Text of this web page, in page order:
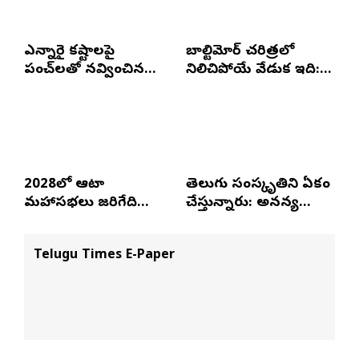
ఎన్నారై కష్టాలపై
పంచ్‌లతో నవ్వించిన
బాల్టిమోర్ చరిత్రలో
నిలిచిపోయే వేడుక ఇది:
2028లో ఆటా
మహాసభలు జరిగేది
తెలుగు సంస్కృతిని ఏకం
చేస్తున్నారు: అనన్య
Telugu Times E-Paper